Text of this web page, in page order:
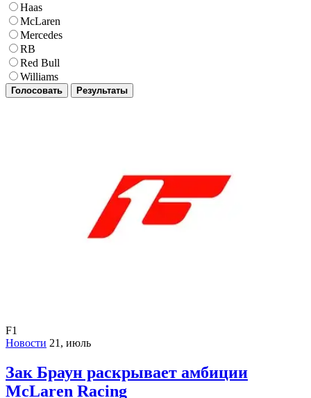
Haas
McLaren
Mercedes
RB
Red Bull
Williams
Голосовать Результаты
F1
Новости 21, июль
Зак Браун раскрывает амбиции
McLaren Racing